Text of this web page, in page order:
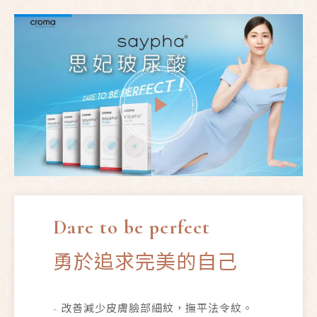
Dare to be perfect
勇於追求完美的自己
- 改善減少皮膚臉部細紋，撫平法令紋。